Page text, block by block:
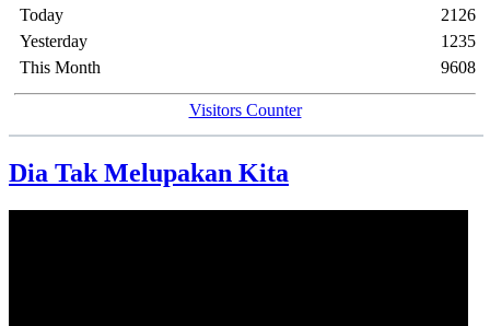
Today
Yesterday
This Month
2126
1235
9608
Visitors Counter
Dia Tak Melupakan Kita